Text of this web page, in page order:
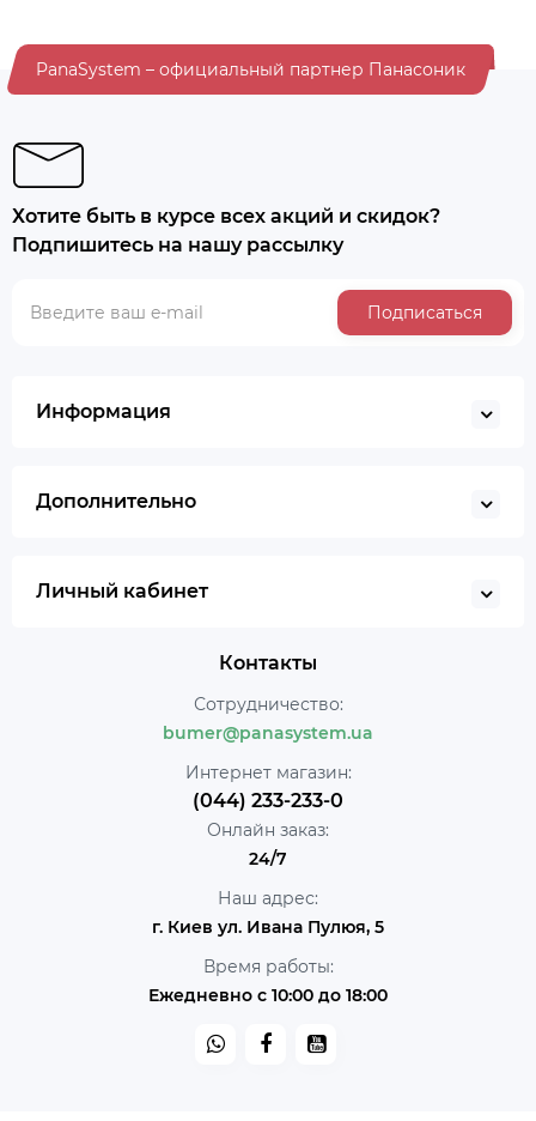
PanaSystem – официальный партнер Панасоник
Хотите быть в курсе всех акций и скидок?
Подпишитесь на нашу рассылку
Подписаться
Информация
Дополнительно
Личный кабинет
Контакты
Сотрудничество:
bumer@panasystem.ua
Интернет магазин:
(044) 233-233-0
Онлайн заказ:
24/7
Наш адрес:
г. Киев ул. Ивана Пулюя, 5
Время работы:
Ежедневно с 10:00 до 18:00